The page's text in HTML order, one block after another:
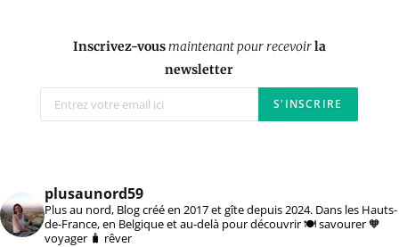
Inscrivez-vousmaintenant pour recevoirla
newsletter
plusaunord59
Plus au nord, Blog créé en 2017 et gîte depuis 2024. Dans les Hauts-
de-France, en Belgique et au-delà pour découvrir 🍽️ savourer 🧡
voyager 🧳 rêver